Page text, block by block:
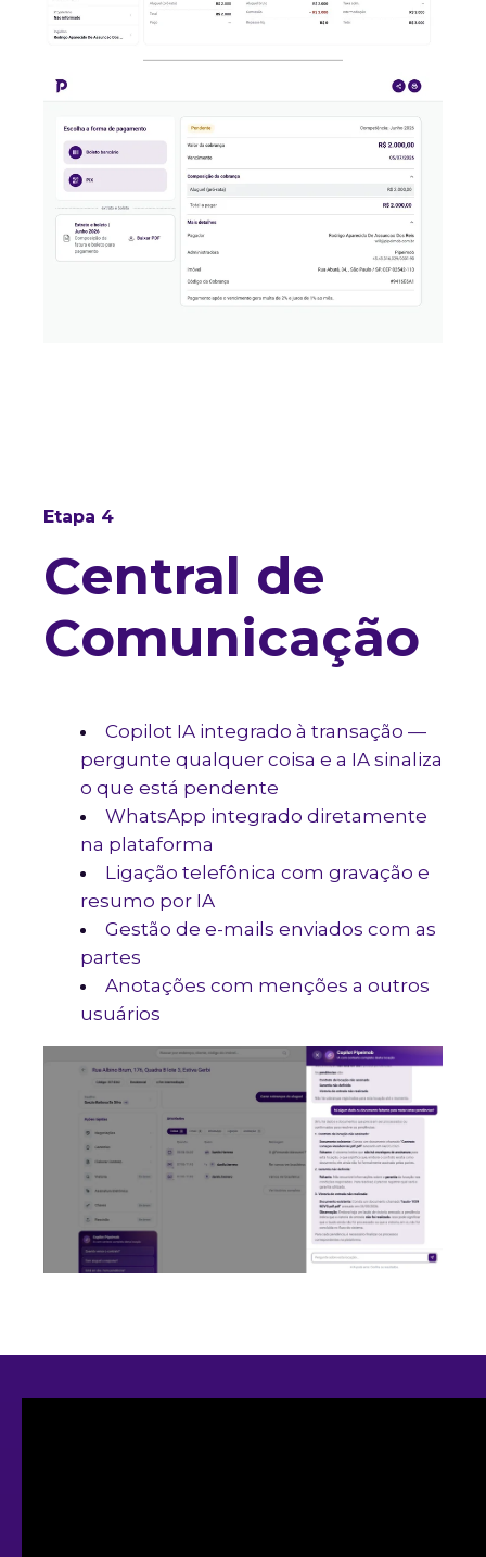
Etapa 4
Central de
Comunicação
Copilot IA integrado à transação —
pergunte qualquer coisa e a IA sinaliza
o que está pendente
WhatsApp integrado diretamente
na plataforma
Ligação telefônica com gravação e
resumo por IA
Gestão de e-mails enviados com as
partes
Anotações com menções a outros
usuários